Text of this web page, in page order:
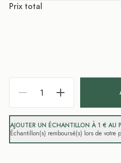
Prix total
AJOUTER UN ÉCHANTILLON À 1 € AU
Échantillon(s) remboursé(s) lors de votre